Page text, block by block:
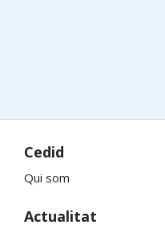
Cedid
Qui som
Actualitat